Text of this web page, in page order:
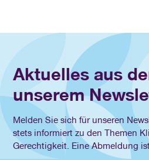
Aktuelles aus
unserem
Melden Sie sich für unseren
stets informiert zu den Themen
Gerechtigkeit. Eine Abmeldung